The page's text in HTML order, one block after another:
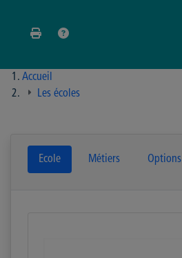
Accueil
Les écoles
Ecole Métiers Options